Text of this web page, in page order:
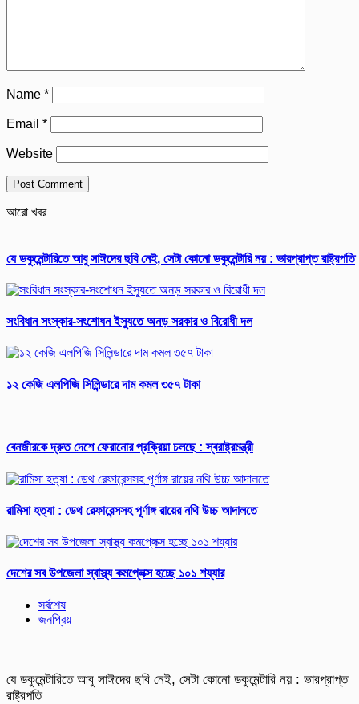
Name *
Email *
Website
আরো খবর
যে ডকুমেন্টারিতে আবু সাঈদের ছবি নেই, সেটা কোনো ডকুমেন্টারি নয় : ভারপ্রাপ্ত রাষ্ট্রপতি
সংবিধান সংস্কার-সংশোধন ইস্যুতে অনড় সরকার ও বিরোধী দল
১২ কেজি এলপিজি সিলিন্ডারে দাম কমল ৩৫৭ টাকা
বেনজীরকে দ্রুত দেশে ফেরানোর প্রক্রিয়া চলছে : স্বরাষ্ট্রমন্ত্রী
রামিসা হত্যা : ডেথ রেফারেন্সসহ পূর্ণাঙ্গ রায়ের নথি উচ্চ আদালতে
দেশের সব উপজেলা স্বাস্থ্য কমপ্লেক্স হচ্ছে ১০১ শয্যার
সর্বশেষ
জনপ্রিয়
যে ডকুমেন্টারিতে আবু সাঈদের ছবি নেই, সেটা কোনো ডকুমেন্টারি নয় : ভারপ্রাপ্ত
রাষ্ট্রপতি